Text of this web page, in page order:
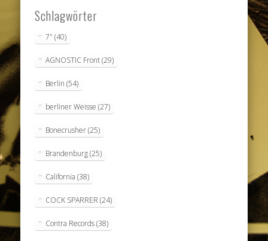
Schlagwörter
7" (40)
AGNOSTIC Front(29)
Berlin (54)
berliner Weisse (27)
Bonecrusher(25)
Brandenburg(25)
California (38)
COCK SPARRER (24)
Contra Records(38)